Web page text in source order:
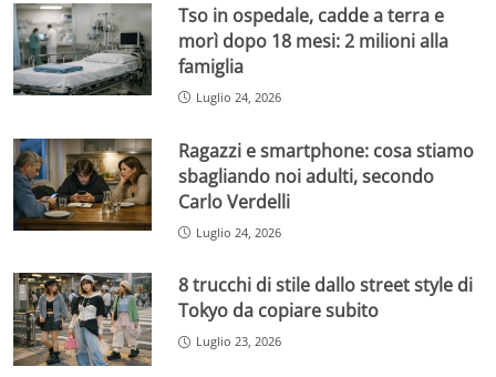
Tso in ospedale, cadde a terra e
morì dopo 18 mesi: 2 milioni alla
famiglia
Luglio 24, 2026
Ragazzi e smartphone: cosa stiamo
sbagliando noi adulti, secondo
Carlo Verdelli
Luglio 24, 2026
8 trucchi di stile dallo street style di
Tokyo da copiare subito
Luglio 23, 2026